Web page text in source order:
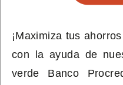
¡Maximiza tus
con la ayuda de
verde Banco